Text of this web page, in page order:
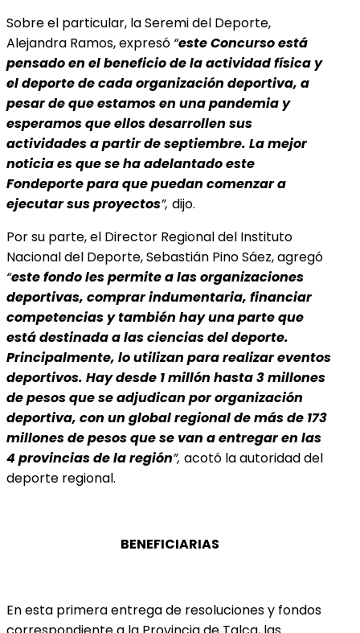
Sobre el particular, la Seremi del Deporte,
Alejandra Ramos, expresó “este Concurso está
pensado en el beneficio de la actividad física y
el deporte de cada organización deportiva, a
pesar de que estamos en una pandemia y
esperamos que ellos desarrollen sus
actividades a partir de septiembre. La mejor
noticia es que se ha adelantado este
Fondeporte para que puedan comenzar a
ejecutar sus proyectos”, dijo.
Por su parte, el Director Regional del Instituto
Nacional del Deporte, Sebastián Pino Sáez, agregó
“este fondo les permite a las organizaciones
deportivas, comprar indumentaria, financiar
competencias y también hay una parte que
está destinada a las ciencias del deporte.
Principalmente, lo utilizan para realizar eventos
deportivos. Hay desde 1 millón hasta 3 millones
de pesos que se adjudican por organización
deportiva, con un global regional de más de 173
millones de pesos que se van a entregar en las
4 provincias de la región”, acotó la autoridad del
deporte regional.
BENEFICIARIAS
En esta primera entrega de resoluciones y fondos